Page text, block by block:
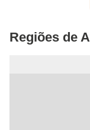
Regiões de